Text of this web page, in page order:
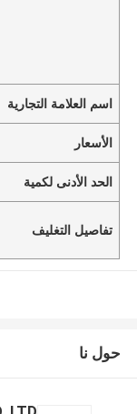
اسم العلامة التجارية
الأسعار
الحد الأدنى لكمية
تفاصيل التغليف
حول نا